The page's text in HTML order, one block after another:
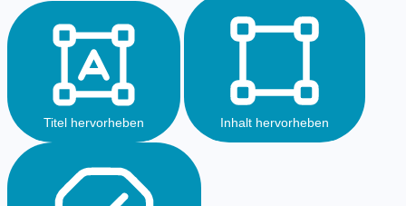
Titel hervorheben Inhalt hervorheben